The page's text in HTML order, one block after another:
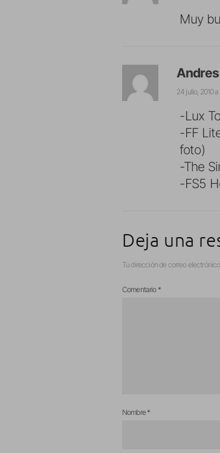
Muy
Andres
24 julio, 2010
-Lux
-FF
foto)
-The
-FS5
Deja una
Tu dirección de correo
Comentario *
Nombre*